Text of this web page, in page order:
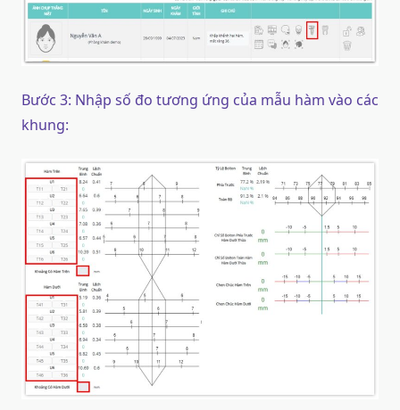
Bước 3: Nhập số đo tương ứng của mẫu hàm vào các
khung: